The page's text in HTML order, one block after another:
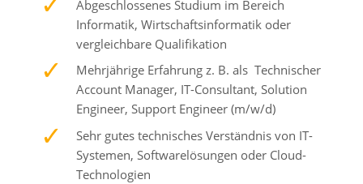
Abgeschlossenes Studium im Bereich
Informatik, Wirtschaftsinformatik oder
vergleichbare Qualifikation
Mehrjährige Erfahrung z. B. als Technischer
Account Manager, IT-Consultant, Solution
Engineer, Support Engineer (m/w/d)
Sehr gutes technisches Verständnis von IT-
Systemen, Softwarelösungen oder Cloud-
Technologien